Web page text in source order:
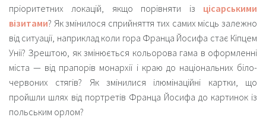
пріоритетних локацій, якщо порівняти із цісарськими
візитами? Як змінилося сприйняття тих самих місць залежно
від ситуації, наприклад коли гора Франца Йосифа стає Кіпцем
Унії? Зрештою, як змінюється кольорова гама в оформленні
міста — від прапорів монархії і краю до національних біло-
червоних стягів? Як змінилися ілюмінаційні картки, що
пройшли шлях від портретів Франца Йосифа до картинок із
польським орлом?